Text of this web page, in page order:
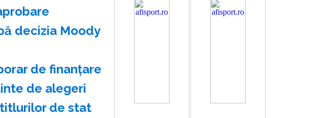
decizia Moody
de finanţare
de alegeri
titlurilor de stat